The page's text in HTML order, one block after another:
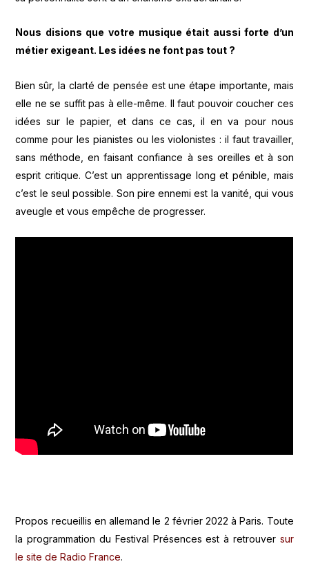
Nous disions que votre musique était aussi forte d’un
métier exigeant. Les idées ne font pas tout ?
Bien sûr, la clarté de pensée est une étape importante, mais
elle ne se suffit pas à elle-même. Il faut pouvoir coucher ces
idées sur le papier, et dans ce cas, il en va pour nous
comme pour les pianistes ou les violonistes : il faut travailler,
sans méthode, en faisant confiance à ses oreilles et à son
esprit critique. C’est un apprentissage long et pénible, mais
c’est le seul possible. Son pire ennemi est la vanité, qui vous
aveugle et vous empêche de progresser.
Propos recueillis en allemand le 2 février 2022 à Paris. Toute
la programmation du Festival Présences est à retrouver sur
le site de Radio France.